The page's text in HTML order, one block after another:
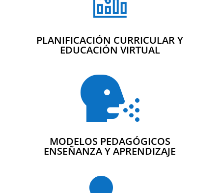
PLANIFICACIÓN CURRICULAR Y
EDUCACIÓN VIRTUAL

MODELOS PEDAGÓGICOS
ENSEÑANZA Y APRENDIZAJE